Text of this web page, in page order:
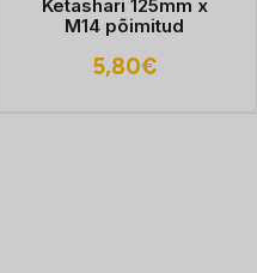
Ketashari 125mm x
M14 põimitud
5,80€